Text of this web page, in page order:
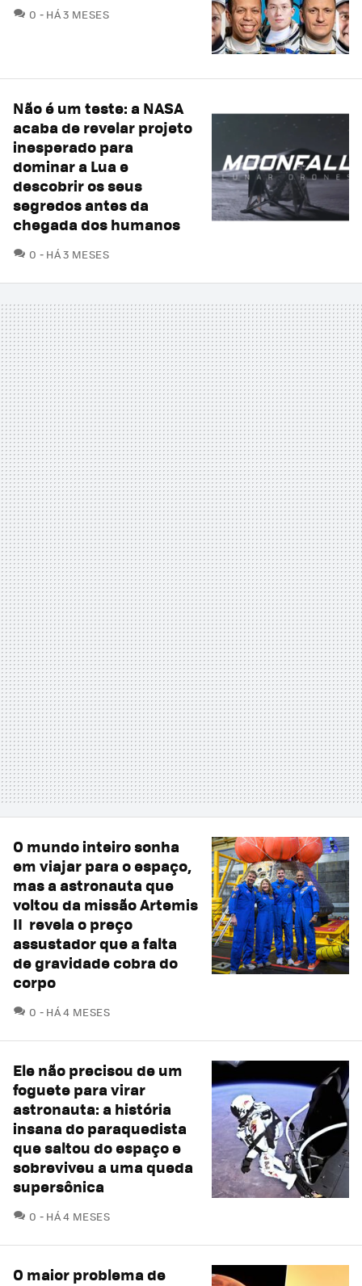
0 COMENTÁRIOS
HÁ 3 MESES
Não é um teste: a NASA
acaba de revelar projeto
inesperado para
dominar a Lua e
descobrir os seus
segredos antes da
chegada dos humanos
0 COMENTÁRIOS
HÁ 3 MESES
O mundo inteiro sonha
em viajar para o espaço,
mas a astronauta que
voltou da missão Artemis
II revela o preço
assustador que a falta
de gravidade cobra do
corpo
0 COMENTÁRIOS
HÁ 4 MESES
Ele não precisou de um
foguete para virar
astronauta: a história
insana do paraquedista
que saltou do espaço e
sobreviveu a uma queda
supersônica
0 COMENTÁRIOS
HÁ 4 MESES
O maior problema de